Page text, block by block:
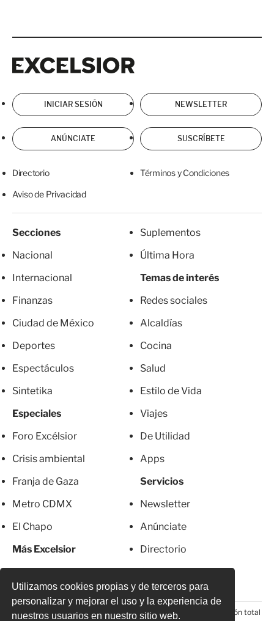
Utilizamos cookies propias y de terceros para
personalizar y mejorar el uso y la experiencia de
nuestros usuarios en nuestro sitio web.
INICIAR SESIÓN NEWSLETTER
ANÚNCIATE SUSCRÍBETE
Directorio Términos y Condiciones
Aviso de Privacidad
Secciones
Nacional
Internacional
Finanzas
Ciudad de México
Deportes
Espectáculos
Sintetika
Especiales
Foro Excélsior
Crisis ambiental
Franja de Gaza
Metro CDMX
El Chapo
Más Excelsior
Suplementos
Última Hora
Temas de interés
Redes sociales
Alcaldías
Cocina
Salud
Estilo de Vida
Viajes
De Utilidad
Apps
Servicios
Newsletter
Anúnciate
Directorio
© 2026 Todos los derechos reservados. Prohibida la reproducción total